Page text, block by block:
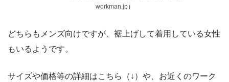
workman.jp）
どちらもメンズ向けですが、裾上げして着用している女性
もいるようです。
サイズや価格等の詳細はこちら（↓）や、お近くのワーク